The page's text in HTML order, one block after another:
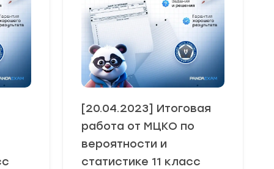
[20.04.2023] Итоговая
работа от МЦКО по
вероятности и
статистике 11 класс